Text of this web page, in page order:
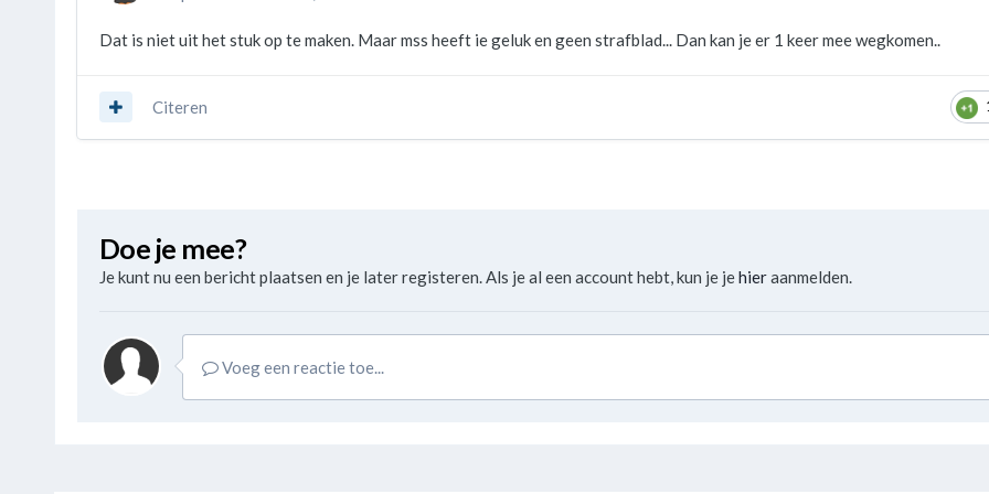
Dat is niet uit het stuk op te maken. Maar mss heeft ie geluk en geen strafblad... Dan kan je er 1 keer mee wegkomen..
Citeren
Doe je mee?
Je kunt nu een bericht plaatsen en je later registeren. Als je al een account hebt, kun je jehieraanmelden.
Voeg een reactie toe...